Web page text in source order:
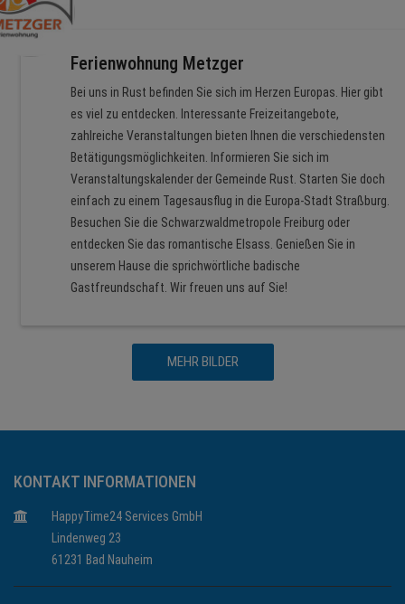
Ferienwohnung Metzger
Bei uns in Rust befinden Sie sich im Herzen Europas. Hier gibt
es viel zu entdecken. Interessante Freizeitangebote,
zahlreiche Veranstaltungen bieten Ihnen die verschiedensten
Betätigungsmöglichkeiten. Informieren Sie sich im
Veranstaltungskalender der Gemeinde Rust. Starten Sie doch
einfach zu einem Tagesausflug in die Europa-Stadt Straßburg.
Besuchen Sie die Schwarzwaldmetropole Freiburg oder
entdecken Sie das romantische Elsass. Genießen Sie in
unserem Hause die sprichwörtliche badische
Gastfreundschaft. Wir freuen uns auf Sie!
MEHR BILDER
KONTAKT INFORMATIONEN
HappyTime24 Services GmbH
Lindenweg 23
61231 Bad Nauheim